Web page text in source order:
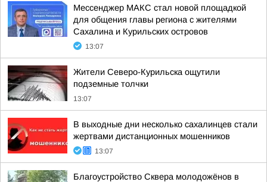
Мессенджер МАКС стал новой площадкой
для общения главы региона с жителями
Сахалина и Курильских островов
13:07
Жители Северо-Курильска ощутили
подземные толчки
13:07
В выходные дни несколько сахалинцев стали
жертвами дистанционных мошенников
13:07
Благоустройство Сквера молодожёнов в